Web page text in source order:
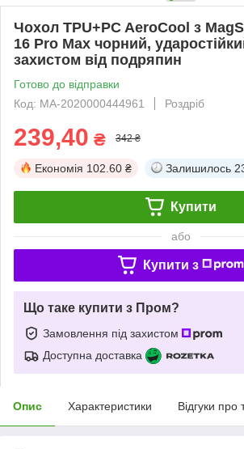
Чохол TPU+PC AeroCool з
16 Pro Max чорний,
захистом від подряпин
Готово до відправки
Код: MA-2020000444961
Роздріб
239,40 ₴ 342 ₴
Економія 102.60 ₴ Залишилось
Купити
або
Купити з
Що таке купити з Пром?
Замовлення під захистом
Доступна доставка
Опис Характеристики Відгуки про